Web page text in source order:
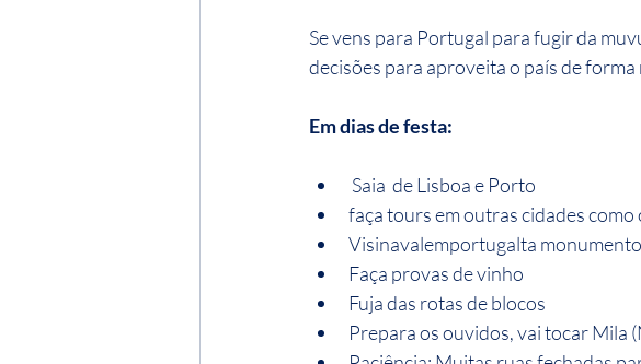
Se vens para Portugal para fugir da
decisões para aproveita o país de
Em dias de festa:
Saia  de Lisboa e Porto
faça tours em outras cidades como
Visinavalemportugalta
Faça provas de vinho
Fuja das rotas de blocos
Prepara os ouvidos, vai tocar Mila